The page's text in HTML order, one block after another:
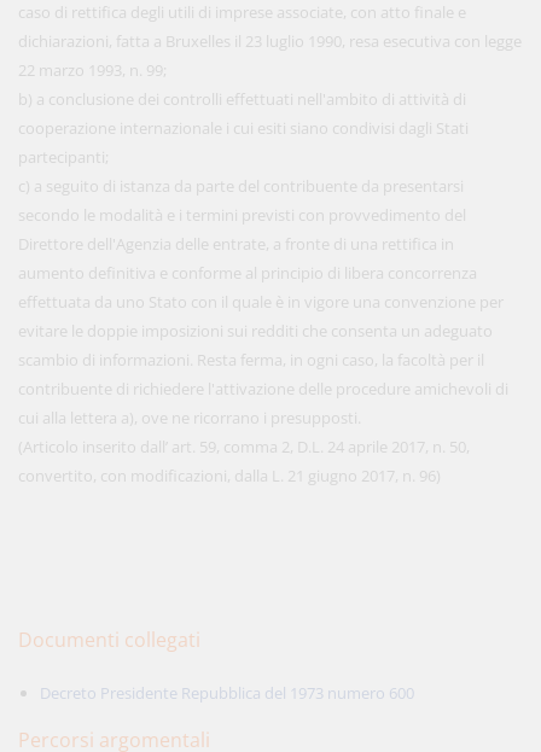
caso di rettifica degli utili di imprese associate, con atto finale e
dichiarazioni, fatta a Bruxelles il 23 luglio 1990, resa esecutiva con legge
22 marzo 1993, n. 99;
b) a conclusione dei controlli effettuati nell'ambito di attività di
cooperazione internazionale i cui esiti siano condivisi dagli Stati
partecipanti;
c) a seguito di istanza da parte del contribuente da presentarsi
secondo le modalità e i termini previsti con provvedimento del
Direttore dell'Agenzia delle entrate, a fronte di una rettifica in
aumento definitiva e conforme al principio di libera concorrenza
effettuata da uno Stato con il quale è in vigore una convenzione per
evitare le doppie imposizioni sui redditi che consenta un adeguato
scambio di informazioni. Resta ferma, in ogni caso, la facoltà per il
contribuente di richiedere l'attivazione delle procedure amichevoli di
cui alla lettera a), ove ne ricorrano i presupposti.
(Articolo inserito dall’ art. 59, comma 2, D.L. 24 aprile 2017, n. 50,
convertito, con modificazioni, dalla L. 21 giugno 2017, n. 96)
Documenti collegati
Decreto Presidente Repubblica del 1973 numero 600
Percorsi argomentali